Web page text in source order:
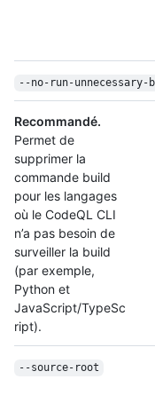
--no-run-unnecessary-
Recommandé.
Permet de
supprimer la
commande build
pour les langages
où le CodeQL CLI
n’a pas besoin de
surveiller la build
(par exemple,
Python et
JavaScript/TypeSc
ript).
--source-root